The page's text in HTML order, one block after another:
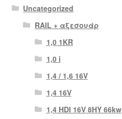
Uncategorized
RAIL + αξεσουάρ
1,0 1KR
1,0 i
1,4 / 1,6 16V
1,4 16V
1,4 HDI 16V 8HY 66kw